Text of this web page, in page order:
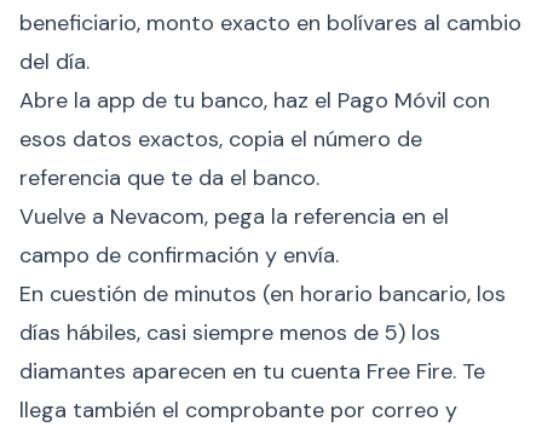
beneficiario, monto exacto en bolívares al cambio
del día.
Abre la app de tu banco, haz el Pago Móvil con
esos datos exactos, copia el número de
referencia que te da el banco.
Vuelve a Nevacom, pega la referencia en el
campo de confirmación y envía.
En cuestión de minutos (en horario bancario, los
días hábiles, casi siempre menos de 5) los
diamantes aparecen en tu cuenta Free Fire. Te
llega también el comprobante por correo y